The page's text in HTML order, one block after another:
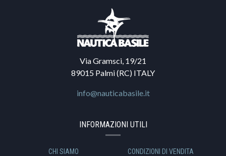
Via Gramsci, 19/21
89015 Palmi (RC) ITALY
info@nauticabasile.it
INFORMAZIONI UTILI
CHI SIAMO CONDIZIONI DI VENDITA